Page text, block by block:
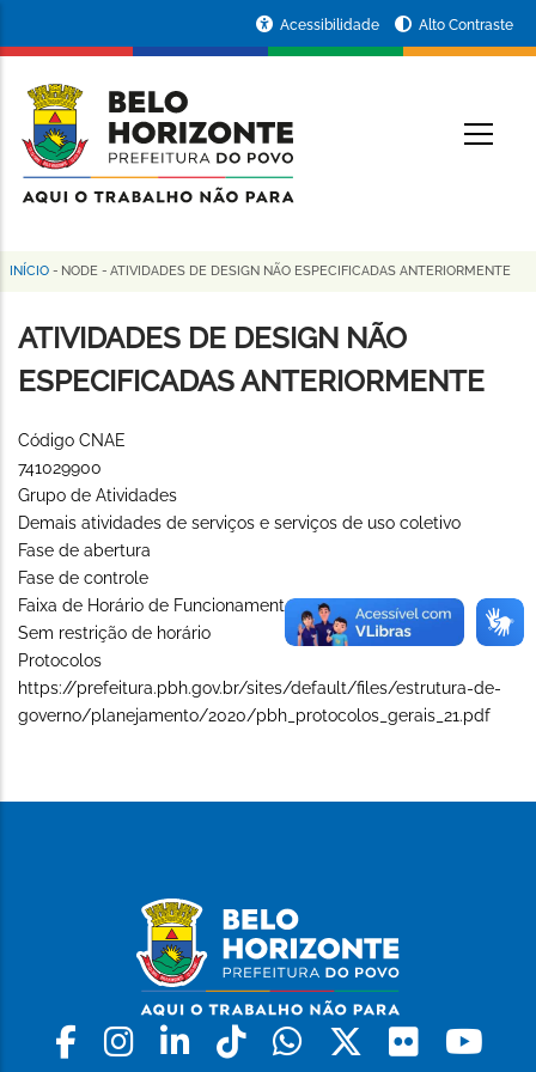
conteúdo
principal
da
Prefeitura
de
Horizonte
Acessibilidade Alto Contraste
Trilha
de
navegação
INÍCIO - NODE - ATIVIDADES DE DESIGN NÃO ESPECIFICADAS ANTERIORMENTE
ATIVIDADES DE DESIGN NÃO
ESPECIFICADAS ANTERIORMENTE
Código CNAE
741029900
Grupo de Atividades
Demais atividades de serviços e serviços de uso coletivo
Fase de abertura
Fase de controle
Faixa de Horário de Funcionamento (Long)
Sem restrição de horário
Protocolos
https://prefeitura.pbh.gov.br/sites/default/files/estrutura-de-
governo/planejamento/2020/pbh_protocolos_gerais_21.pdf
Facebook
Instagram
LinkedinTiktokWhatsapp
X Flickr